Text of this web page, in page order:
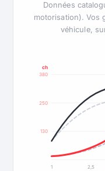
Données
motorisation). Vos
véhicule,
130
250
380
ch
1 2,5